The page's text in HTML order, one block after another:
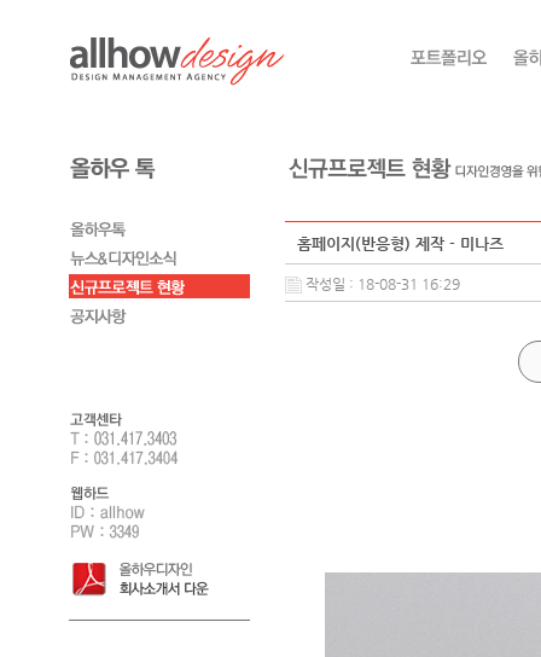
홈페이지(반응형) 제작 - 미나즈
작성일 : 18-08-31 16:29